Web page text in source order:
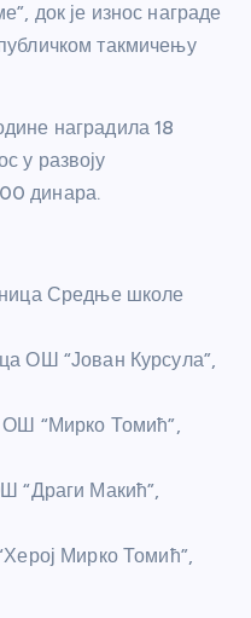
док је износ награде
такмичењу
наградила 18
у развоју
динара.
Средње школе
ОШ “Јован Курсула”,
ОШ “Мирко Томић”,
“Драги Макић”,
Мирко Томић”,